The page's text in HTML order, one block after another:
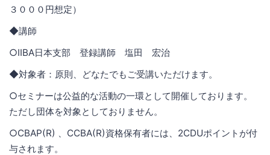
３０００円想定）
◆講師
○IIBA日本支部 登録講師 塩田 宏治
◆対象者：原則、どなたでもご受講いただけます。
○セミナーは公益的な活動の一環として開催しております。
ただし団体を対象としておりません。
○CBAP(R) 、CCBA(R)資格保有者には、2CDUポイントが付
与されます。